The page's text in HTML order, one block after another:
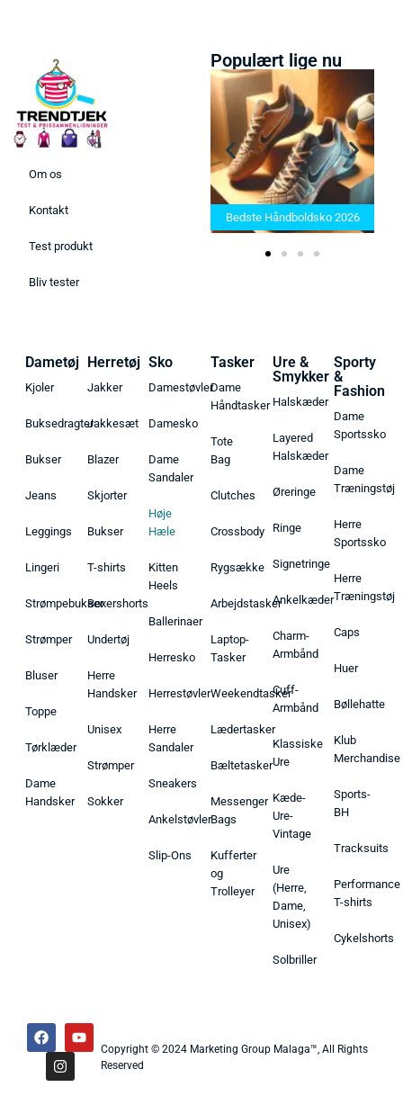
Om os
Kontakt
Test produkt
Bliv tester
Populært lige nu
Bedste Saunatæppe 2025 –
Find de bedste produkter her!
Bedste Håndboldsko 2026
Dametøj
Kjoler
Buksedragter
Bukser
Jeans
Leggings
Lingeri
Strømpebukser
Strømper
Bluser
Toppe
Tørklæder
Dame
Handsker
Herretøj
Jakker
Jakkesæt
Blazer
Skjorter
Bukser
T-shirts
Boxershorts
Undertøj
Herre
Handsker
Unisex
Strømper
Sokker
Sko
Damestøvler
Damesko
Dame
Sandaler
Høje
Hæle
Kitten
Heels
Ballerinaer
Herresko
Herrestøvler
Herre
Sandaler
Sneakers
Ankelstøvler
Slip-Ons
Tasker
Dame
Håndtasker
Tote
Bag
Clutches
Crossbody
Rygsække
Arbejdstasker
Laptop-
Tasker
Weekendtasker
Lædertasker
Bæltetasker
Messenger
Bags
Kufferter
og
Trolleyer
Ure &
Smykker
Halskæder
Layered
Halskæder
Øreringe
Ringe
Signetringe
Ankelkæder
Charm-
Armbånd
Cuff-
Armbånd
Klassiske
Ure
Kæde-
Ure-
Vintage
Ure
(Herre,
Dame,
Unisex)
Solbriller
Sporty
&
Fashion
Dame
Sportssko
Dame
Træningstøj
Herre
Sportssko
Herre
Træningstøj
Caps
Huer
Bøllehatte
Klub
Merchandise
Sports-
BH
Tracksuits
Performance
T-shirts
Cykelshorts
Copyright © 2024 Marketing Group Malaga™, All Rights
Reserved